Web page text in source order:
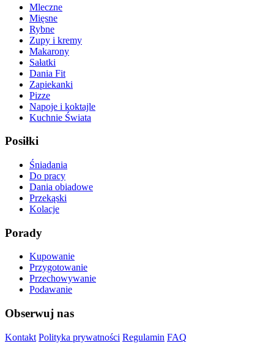
Mleczne
Mięsne
Rybne
Zupy i kremy
Makarony
Sałatki
Dania Fit
Zapiekanki
Pizze
Napoje i koktajle
Kuchnie Świata
Posiłki
Śniadania
Do pracy
Dania obiadowe
Przekąski
Kolacje
Porady
Kupowanie
Przygotowanie
Przechowywanie
Podawanie
Obserwuj nas
Kontakt Polityka prywatności Regulamin FAQ